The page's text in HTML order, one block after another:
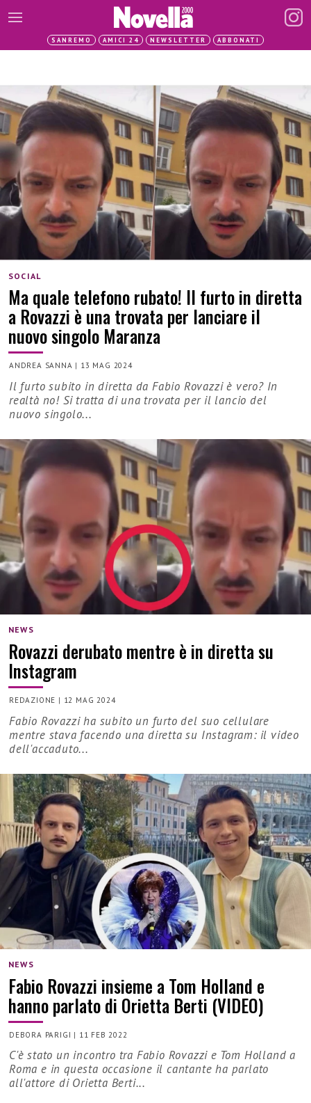
SANREMO AMICI 24 NEWSLETTER ABBONATI
SOCIAL
Ma quale telefono rubato! Il furto in diretta
a Rovazzi è una trovata per lanciare il
nuovo singolo Maranza
ANDREA SANNA | 13 MAG 2024
Il furto subito in diretta da Fabio Rovazzi è vero? In
realtà no! Si tratta di una trovata per il lancio del
nuovo singolo...
NEWS
Rovazzi derubato mentre è in diretta su
Instagram
REDAZIONE | 12 MAG 2024
Fabio Rovazzi ha subito un furto del suo cellulare
mentre stava facendo una diretta su Instagram: il video
dell'accaduto...
NEWS
Fabio Rovazzi insieme a Tom Holland e
hanno parlato di Orietta Berti (VIDEO)
DEBORA PARIGI | 11 FEB 2022
C'è stato un incontro tra Fabio Rovazzi e Tom Holland a
Roma e in questa occasione il cantante ha parlato
all'attore di Orietta Berti...